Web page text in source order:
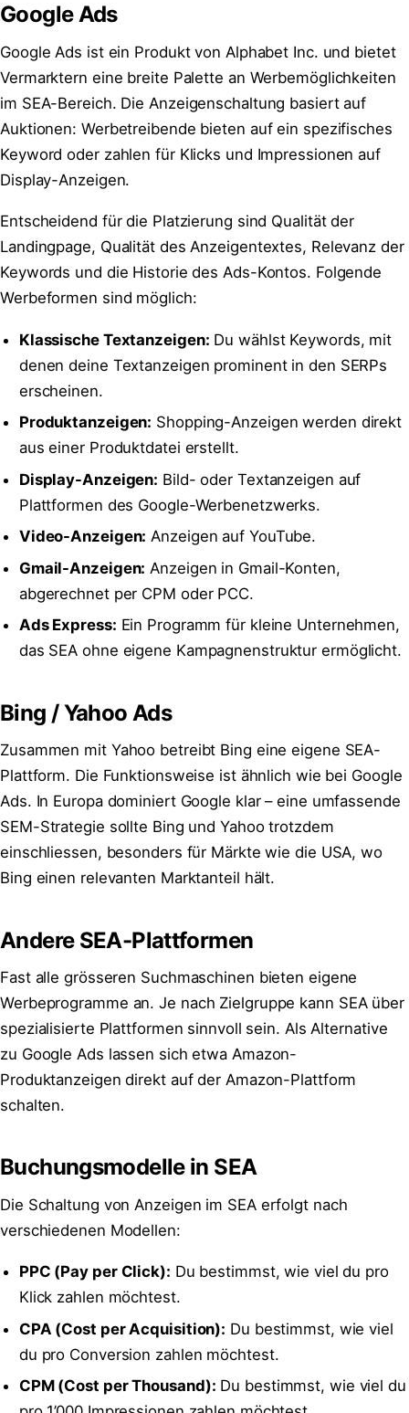
Google Ads
Google Ads ist ein Produkt von Alphabet Inc. und bietet
Vermarktern eine breite Palette an Werbemöglichkeiten
im SEA-Bereich. Die Anzeigenschaltung basiert auf
Auktionen: Werbetreibende bieten auf ein spezifisches
Keyword oder zahlen für Klicks und Impressionen auf
Display-Anzeigen.
Entscheidend für die Platzierung sind Qualität der
Landingpage, Qualität des Anzeigentextes, Relevanz der
Keywords und die Historie des Ads-Kontos. Folgende
Werbeformen sind möglich:
Klassische Textanzeigen: Du wählst Keywords, mit
denen deine Textanzeigen prominent in den SERPs
erscheinen.
Produktanzeigen: Shopping-Anzeigen werden direkt
aus einer Produktdatei erstellt.
Display-Anzeigen: Bild- oder Textanzeigen auf
Plattformen des Google-Werbenetzwerks.
Video-Anzeigen: Anzeigen auf YouTube.
Gmail-Anzeigen: Anzeigen in Gmail-Konten,
abgerechnet per CPM oder PCC.
Ads Express: Ein Programm für kleine Unternehmen,
das SEA ohne eigene Kampagnenstruktur ermöglicht.
Bing / Yahoo Ads
Zusammen mit Yahoo betreibt Bing eine eigene SEA-
Plattform. Die Funktionsweise ist ähnlich wie bei Google
Ads. In Europa dominiert Google klar – eine umfassende
SEM-Strategie sollte Bing und Yahoo trotzdem
einschliessen, besonders für Märkte wie die USA, wo
Bing einen relevanten Marktanteil hält.
Andere SEA-Plattformen
Fast alle grösseren Suchmaschinen bieten eigene
Werbeprogramme an. Je nach Zielgruppe kann SEA über
spezialisierte Plattformen sinnvoll sein. Als Alternative
zu Google Ads lassen sich etwa Amazon-
Produktanzeigen direkt auf der Amazon-Plattform
schalten.
Buchungsmodelle in SEA
Die Schaltung von Anzeigen im SEA erfolgt nach
verschiedenen Modellen:
PPC (Pay per Click): Du bestimmst, wie viel du pro
Klick zahlen möchtest.
CPA (Cost per Acquisition): Du bestimmst, wie viel
du pro Conversion zahlen möchtest.
CPM (Cost per Thousand): Du bestimmst, wie viel du